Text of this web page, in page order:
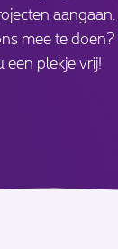
mee te
plekje vrij!